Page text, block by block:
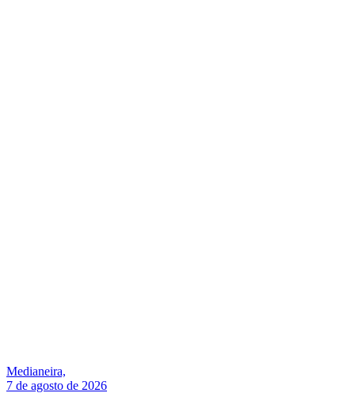
Medianeira,
7 de agosto de 2026